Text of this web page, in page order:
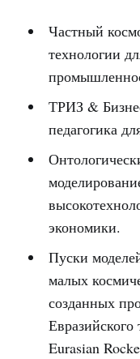
Частный
технологии
ТРИЗ &
педагогика
экономики.
Пуски
малых
созданных
Eurasian